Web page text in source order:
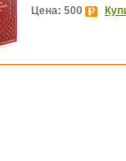
Цена: 500